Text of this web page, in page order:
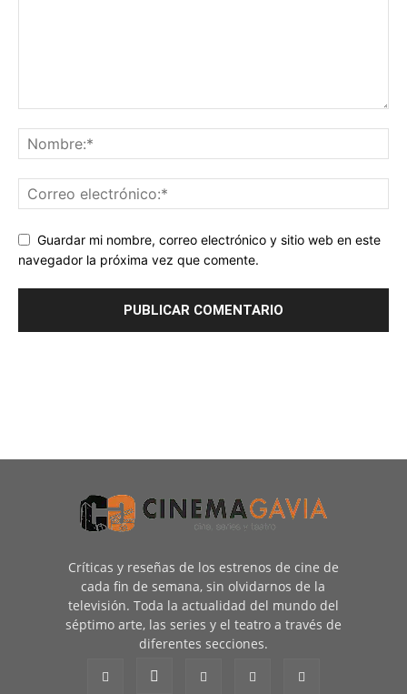
Guardar mi nombre, correo electrónico y sitio web en este
navegador la próxima vez que comente.
Críticas y reseñas de los estrenos de cine de
cada fin de semana, sin olvidarnos de la
televisión. Toda la actualidad del mundo del
séptimo arte, las series y el teatro a través de
diferentes secciones.